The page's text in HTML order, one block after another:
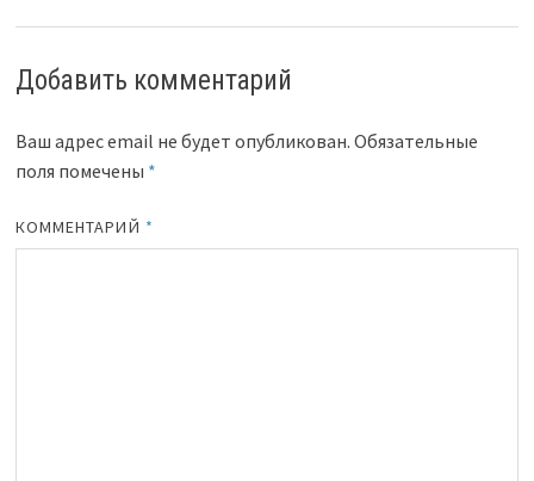
Добавить комментарий
Ваш адрес email не будет опубликован. Обязательные
поля помечены *
КОММЕНТАРИЙ *